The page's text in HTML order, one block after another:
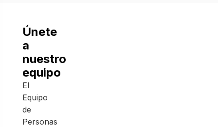
Únete
a
nuestro
equipo
El
Equipo
de
Personas